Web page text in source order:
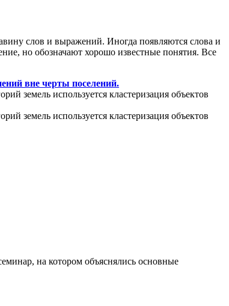
слов и выражений. Иногда появляются слова и
но обозначают хорошо известные понятия. Все
вне черты поселений.
земель используется кластеризация объектов
земель используется кластеризация объектов
на котором объяснялись основные